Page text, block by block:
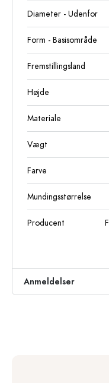
Diameter - Udenfor
Form - Basisområde
Fremstillingsland
Højde
Materiale
Vægt
Farve
Mundingsstørrelse
Producent
Anmeldelser